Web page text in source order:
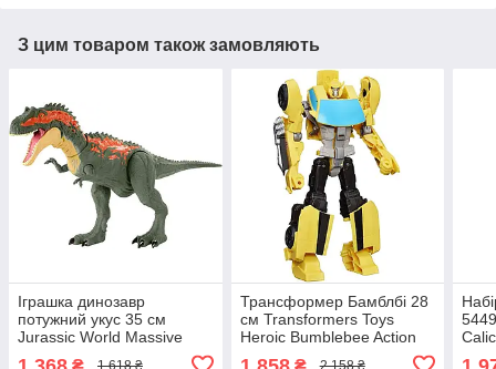
З цим товаром також замовляють
Іграшка динозавр
потужний укус 35 см
Jurassic World Massive
Трансформер Бамблбі 28
см Transformers Toys
Heroic Bumblebee Action